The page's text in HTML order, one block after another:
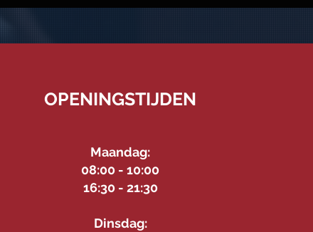
OPENINGSTIJDEN
Maandag:
08:00 - 10:00
16:30 - 21:30
Dinsdag: